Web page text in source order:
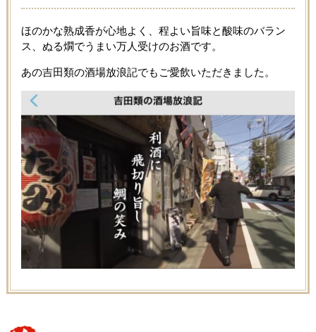
ほのかな熟成香が心地よく、程よい旨味と酸味のバラン
ス、ぬる燗でうまい万人受けのお酒です。
あの吉田類の酒場放浪記でもご愛飲いただきました。